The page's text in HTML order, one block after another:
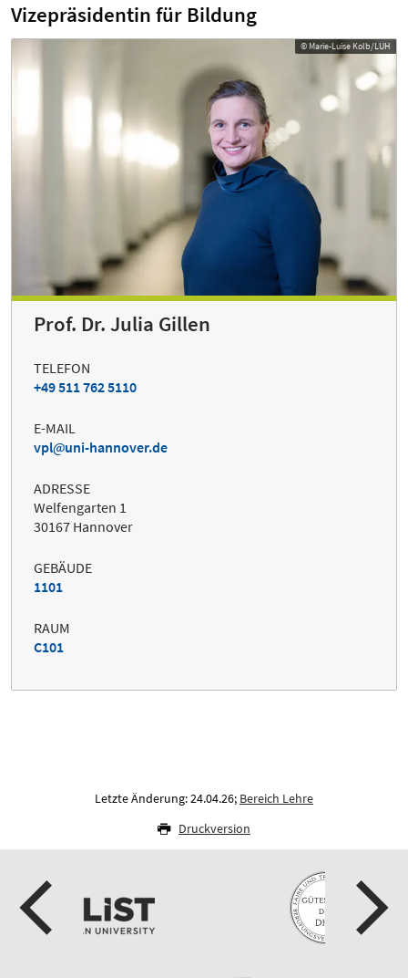
Vizepräsidentin für Bildung
© Marie-Luise Kolb/LUH
Prof. Dr. Julia Gillen
TELEFON
+49 511 762 5110
E-MAIL
vpl
uni-hannover.de
ADRESSE
Welfengarten 1
30167 Hannover
GEBÄUDE
1101
RAUM
C101
Letzte Änderung: 24.04.26; Bereich Lehre
Druckversion